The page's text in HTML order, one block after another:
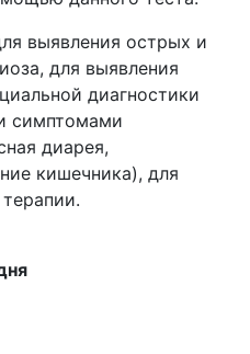
выявления острых и
для выявления
диагностики
симптомами
диарея,
кишечника), для